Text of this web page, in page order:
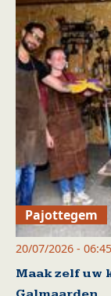
Pajottegem
20/07/2026 - 06:45
Maak zelf uw